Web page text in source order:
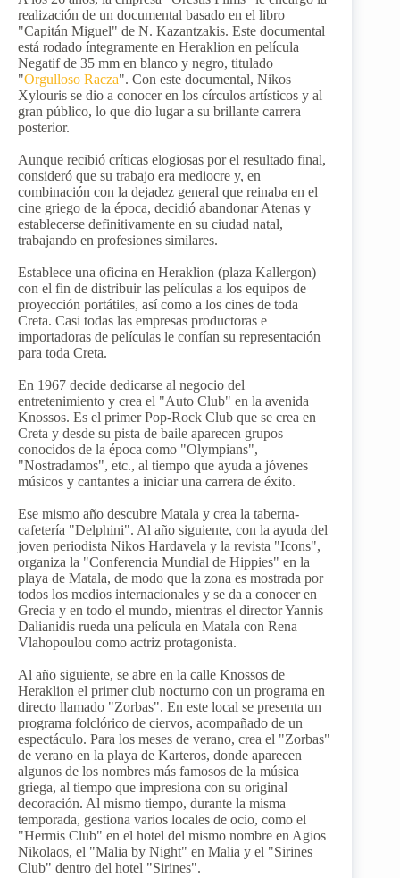
realización de un documental basado en el libro
"Capitán Miguel" de N. Kazantzakis. Este documental
está rodado íntegramente en Heraklion en película
Negatif de 35 mm en blanco y negro, titulado
"Orgulloso Racza". Con este documental, Nikos
Xylouris se dio a conocer en los círculos artísticos y al
gran público, lo que dio lugar a su brillante carrera
posterior.
Aunque recibió críticas elogiosas por el resultado final,
consideró que su trabajo era mediocre y, en
combinación con la dejadez general que reinaba en el
cine griego de la época, decidió abandonar Atenas y
establecerse definitivamente en su ciudad natal,
trabajando en profesiones similares.
Establece una oficina en Heraklion (plaza Kallergon)
con el fin de distribuir las películas a los equipos de
proyección portátiles, así como a los cines de toda
Creta. Casi todas las empresas productoras e
importadoras de películas le confían su representación
para toda Creta.
En 1967 decide dedicarse al negocio del
entretenimiento y crea el "Auto Club" en la avenida
Knossos. Es el primer Pop-Rock Club que se crea en
Creta y desde su pista de baile aparecen grupos
conocidos de la época como "Olympians",
"Nostradamos", etc., al tiempo que ayuda a jóvenes
músicos y cantantes a iniciar una carrera de éxito.
Ese mismo año descubre Matala y crea la taberna-
cafetería "Delphini". Al año siguiente, con la ayuda del
joven periodista Nikos Hardavela y la revista "Icons",
organiza la "Conferencia Mundial de Hippies" en la
playa de Matala, de modo que la zona es mostrada por
todos los medios internacionales y se da a conocer en
Grecia y en todo el mundo, mientras el director Yannis
Dalianidis rueda una película en Matala con Rena
Vlahopoulou como actriz protagonista.
Al año siguiente, se abre en la calle Knossos de
Heraklion el primer club nocturno con un programa en
directo llamado "Zorbas". En este local se presenta un
programa folclórico de ciervos, acompañado de un
espectáculo. Para los meses de verano, crea el "Zorbas"
de verano en la playa de Karteros, donde aparecen
algunos de los nombres más famosos de la música
griega, al tiempo que impresiona con su original
decoración. Al mismo tiempo, durante la misma
temporada, gestiona varios locales de ocio, como el
"Hermis Club" en el hotel del mismo nombre en Agios
Nikolaos, el "Malia by Night" en Malia y el "Sirines
Club" dentro del hotel "Sirines".